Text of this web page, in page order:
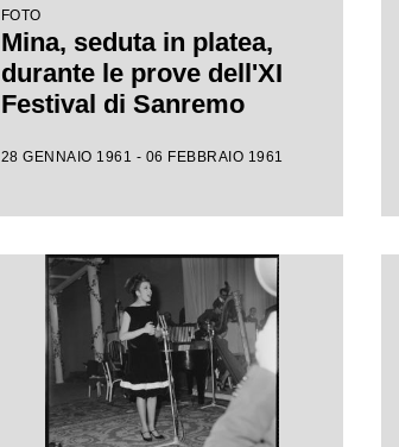
FOTO
Mina, seduta in platea,
durante le prove dell'XI
Festival di Sanremo
28 GENNAIO 1961 - 06 FEBBRAIO 1961